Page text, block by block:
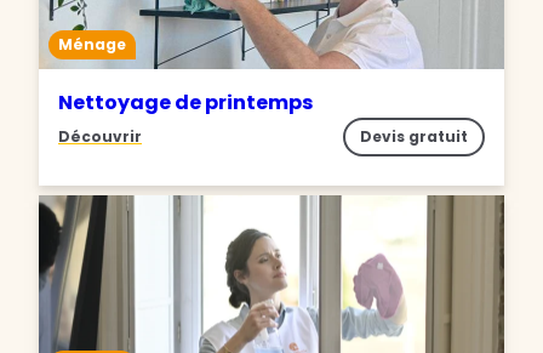
Ménage
Nettoyage de printemps
Découvrir Devis gratuit